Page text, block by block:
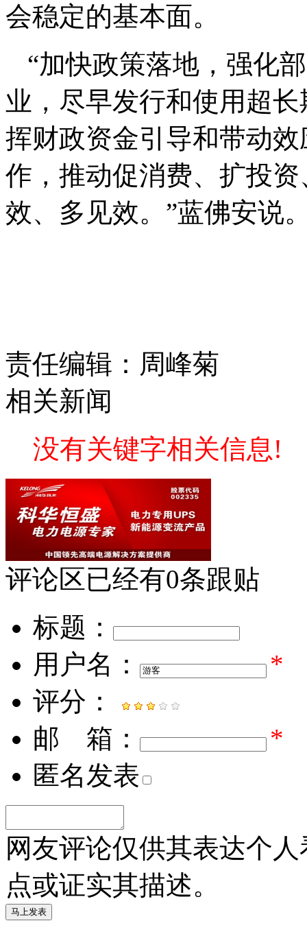
会稳定的基本面。
“加快政策落地，强化
业，尽早发行和使用超
挥财政资金引导和带动效
作，推动促消费、扩投
效、多见效。”蓝佛安说
责任编辑：周峰菊
相关新闻
没有关键字相关信息!
评论区已经有0条跟贴
标题：
用户名：
*
评分：
邮 箱：
*
匿名发表
网友评论仅供其表达个
点或证实其描述。